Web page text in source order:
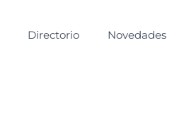
Directorio Novedades